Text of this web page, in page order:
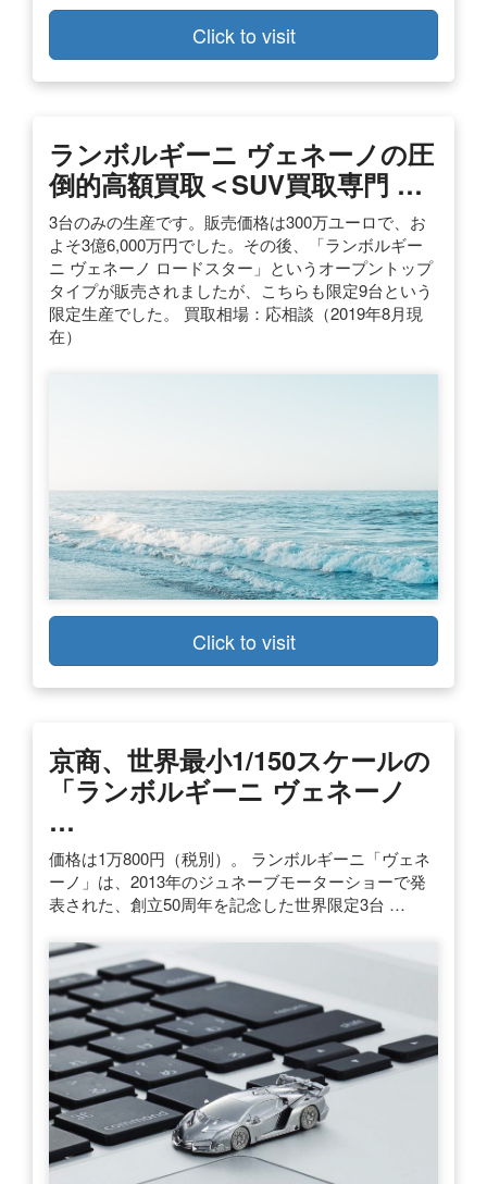
Click to visit
ランボルギーニ ヴェネーノの圧
倒的高額買取＜SUV買取専門 …
3台のみの生産です。販売価格は300万ユーロで、お
よそ3億6,000万円でした。その後、「ランボルギー
ニ ヴェネーノ ロードスター」というオープントップ
タイプが販売されましたが、こちらも限定9台という
限定生産でした。 買取相場：応相談（2019年8月現
在）
Click to visit
京商、世界最小1/150スケールの
「ランボルギーニ ヴェネーノ
…
価格は1万800円（税別）。 ランボルギーニ「ヴェネ
ーノ」は、2013年のジュネーブモーターショーで発
表された、創立50周年を記念した世界限定3台 …